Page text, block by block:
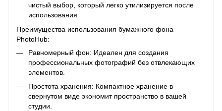
чистый выбор, который легко утилизируется после
использования.
Преимущества использования бумажного фона
PhotoHub:
Равномерный фон: Идеален для создания
профессиональных фотографий без отвлекающих
элементов.
Простота хранения: Компактное хранение в
свернутом виде экономит пространство в вашей
студии.